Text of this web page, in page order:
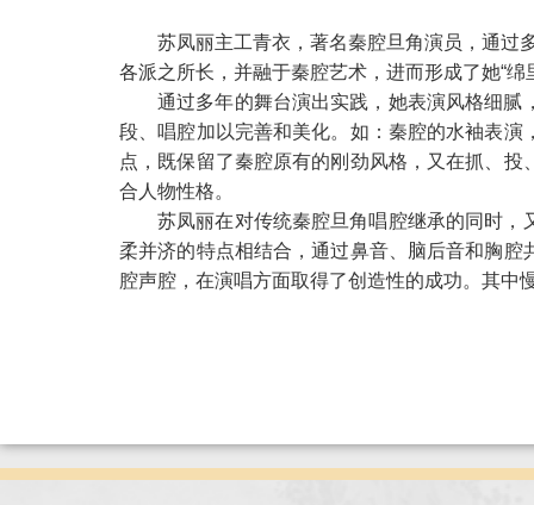
苏凤丽主工青衣，著名秦腔旦角演员，通过
各派之所长，并融于秦腔艺术，进而形成了她“绵
通过多年的舞台演出实践，她表演风格细
段、唱腔加以完善和美化。如：秦腔的水袖表
点，既保留了秦腔原有的刚劲风格，又在抓、
合人物性格。
苏凤丽在对传统秦腔旦角唱腔继承的同时
柔并济的特点相结合，通过鼻音、脑后音和胸
腔声腔，在演唱方面取得了创造性的成功。其中